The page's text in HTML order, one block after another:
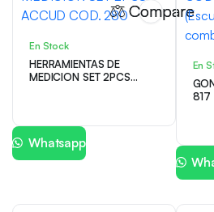
Compare
En Stock
HERRAMIENTAS DE
MEDICION SET 2PCS
Whatsapp
En
817